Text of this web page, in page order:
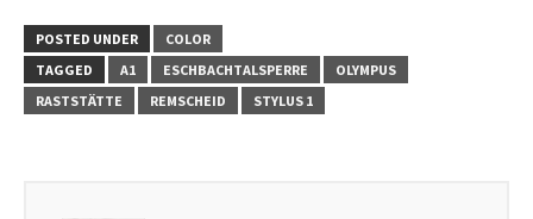
POSTED UNDER
COLOR
TAGGED
A1 ESCHBACHTALSPERRE
OLYMPUS
RASTSTÄTTE
REMSCHEID STYLUS 1